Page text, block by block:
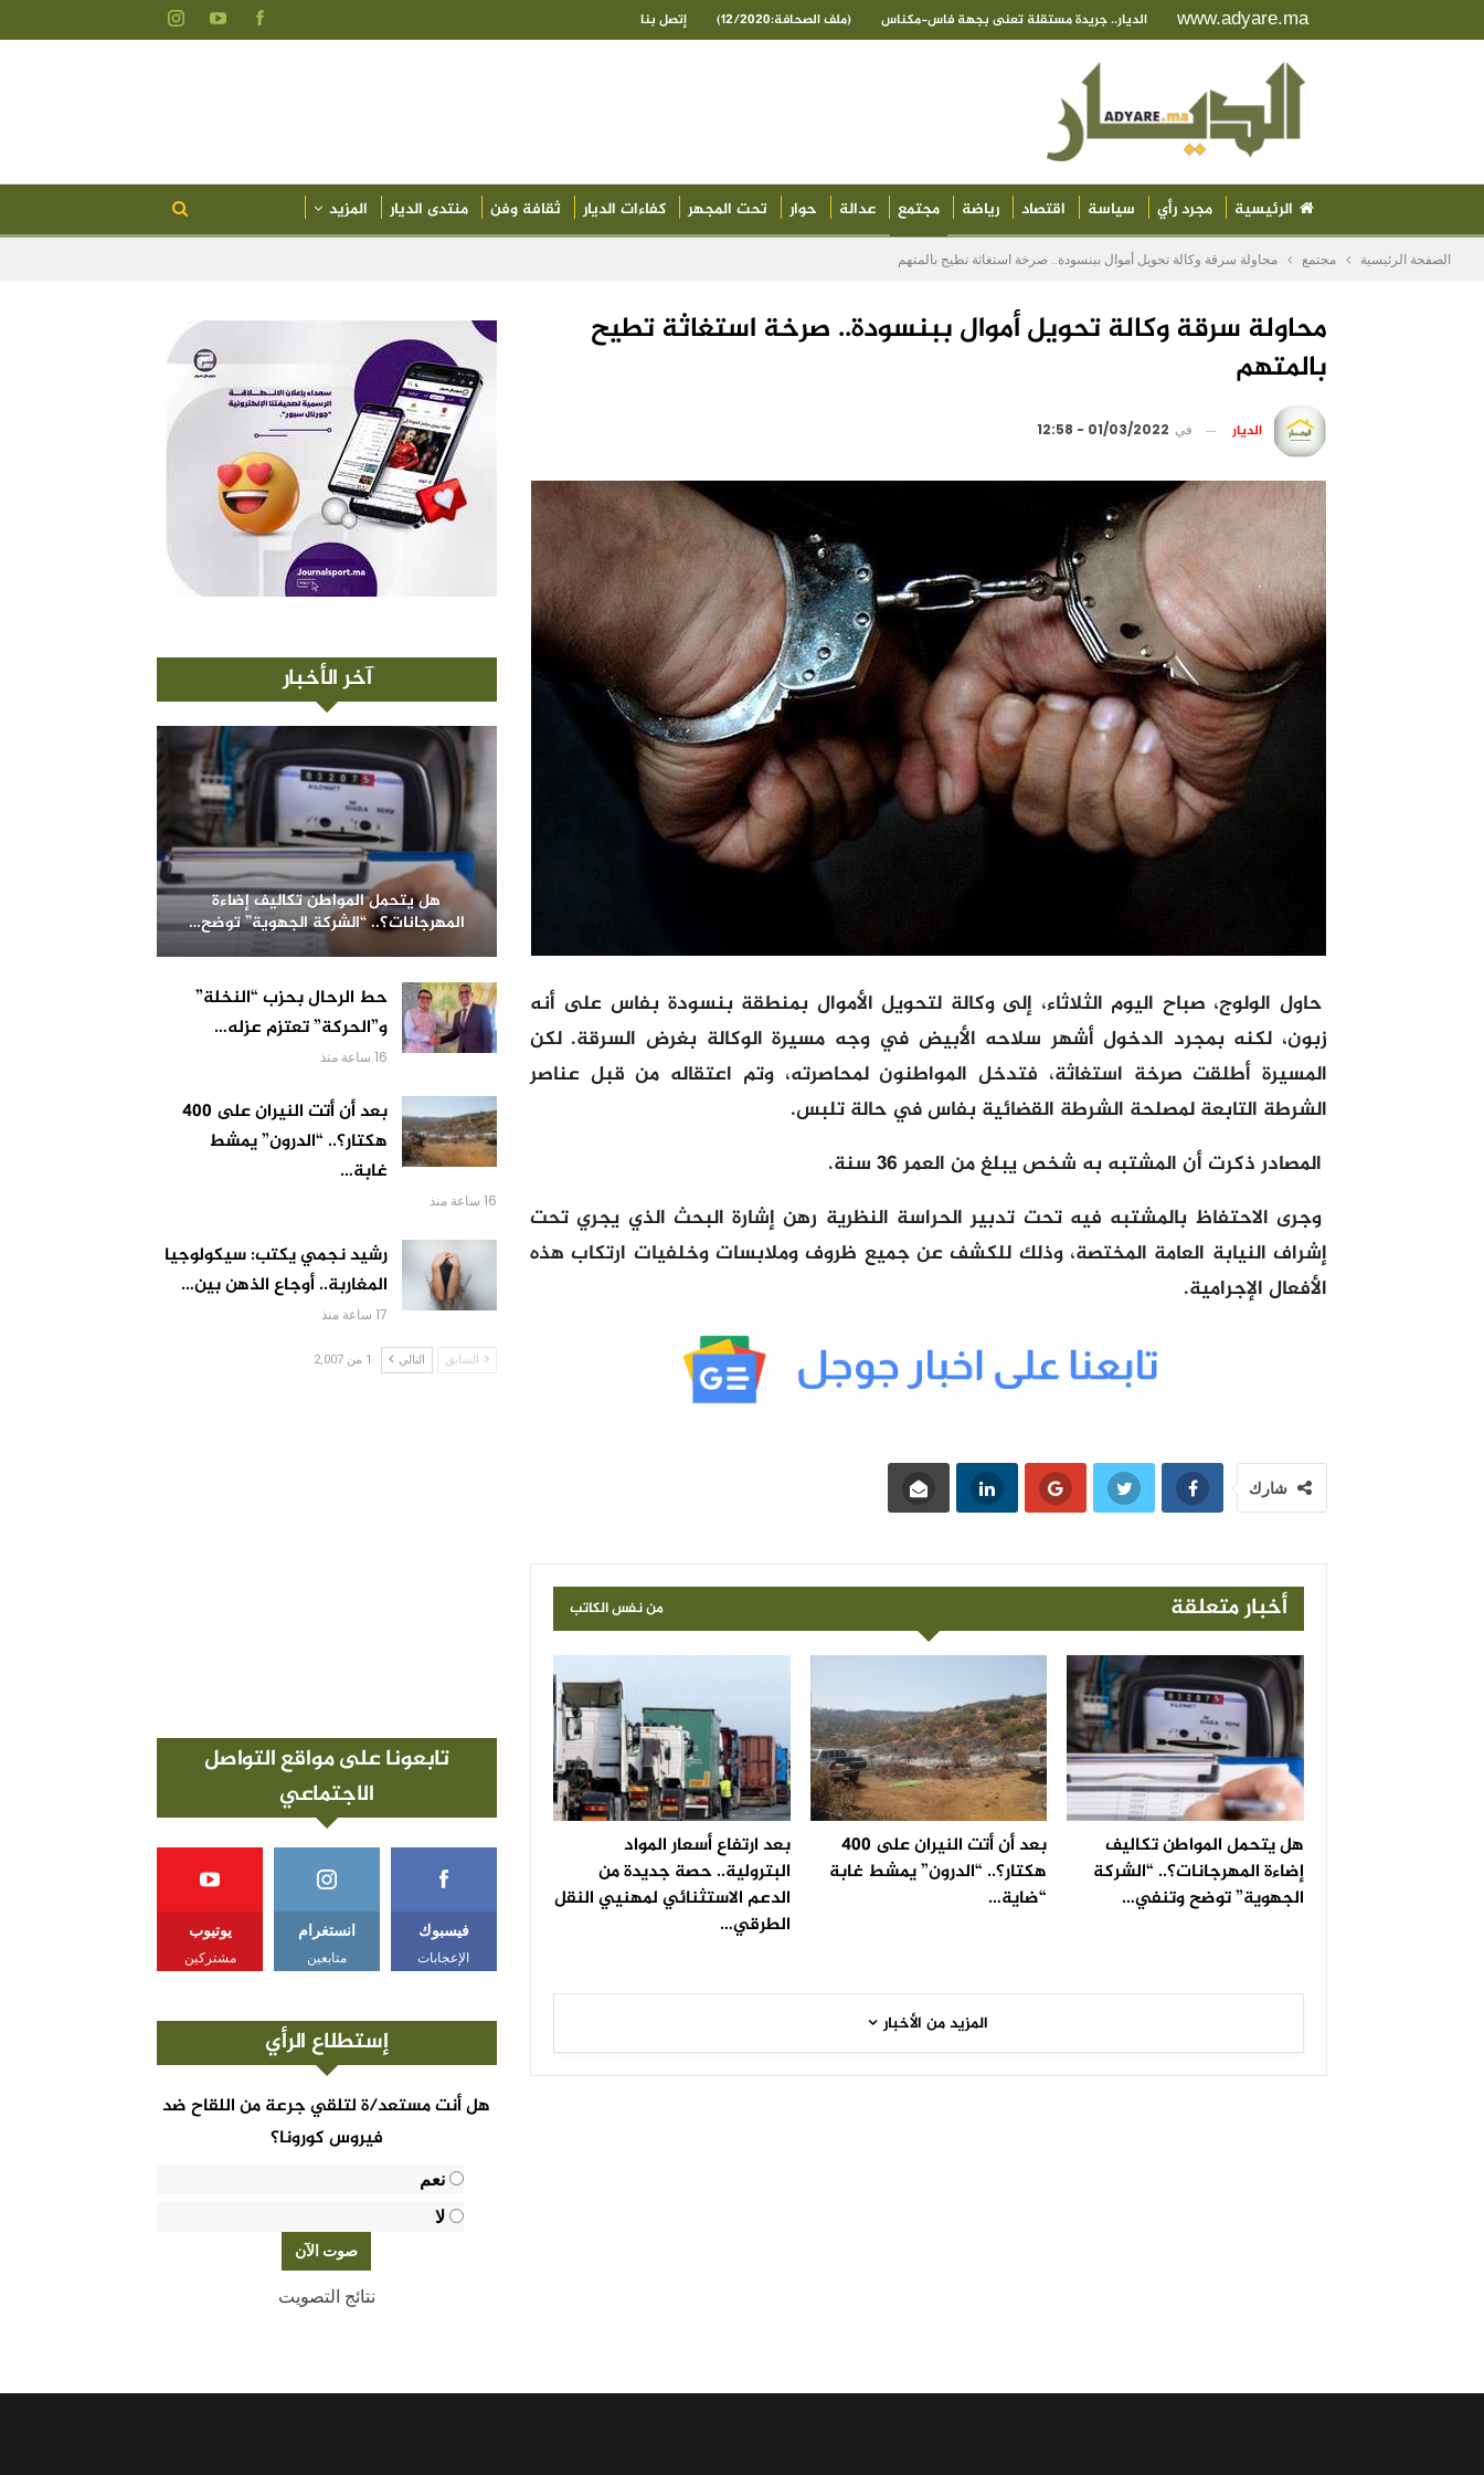
www.adyare.ma الديار.. جريدة مستقلة تعنى بجهة فاس-مكناس (ملف الصحافة:12/2020) إتصل بنا
الرئيسية مجرد رأي سياسة اقتصاد رياضة مجتمع عدالة حوار تحت المجهر كفاءات الديار ثقافة وفن منتدى الديار المزيد
الصفحة الرئيسية مجتمع محاولة سرقة وكالة تحويل أموال ببنسودة.. صرخة استغاثة تطيح بالمتهم
محاولة سرقة وكالة تحويل أموال ببنسودة.. صرخة استغاثة تطيح
بالمتهم
الديار في 01/03/2022 - 12:58
حاول الولوج، صباح اليوم الثلاثاء، إلى وكالة لتحويل الأموال بمنطقة بنسودة بفاس على أنه
زبون، لكنه بمجرد الدخول أشهر سلاحه الأبيض في وجه مسيرة الوكالة بغرض السرقة. لكن
المسيرة أطلقت صرخة استغاثة، فتدخل المواطنون لمحاصرته، وتم اعتقاله من قبل عناصر
الشرطة التابعة لمصلحة الشرطة القضائية بفاس في حالة تلبس.
المصادر ذكرت أن المشتبه به شخص يبلغ من العمر 36 سنة.
وجرى الاحتفاظ بالمشتبه فيه تحت تدبير الحراسة النظرية رهن إشارة البحث الذي يجري تحت
إشراف النيابة العامة المختصة، وذلك للكشف عن جميع ظروف وملابسات وخلفيات ارتكاب هذه
الأفعال الإجرامية.
شارك
أخبار متعلقة من نفس الكاتب
هل يتحمل المواطن تكاليف
إضاءة المهرجانات؟.. “الشركة
الجهوية” توضح وتنفي…
بعد أن أتت النيران على 400
هكتار؟.. “الدرون” يمشط غابة
“ضاية…
بعد ارتفاع أسعار المواد
البترولية.. حصة جديدة من
الدعم الاستثنائي لمهنيي النقل
الطرقي…
المزيد من الأخبار
آخر الأخبار
هل يتحمل المواطن تكاليف إضاءة
المهرجانات؟.. “الشركة الجهوية” توضح…
حط الرحال بحزب “النخلة”
و”الحركة” تعتزم عزله…
16 ساعة منذ
بعد أن أتت النيران على 400
هكتار؟.. “الدرون” يمشط
غابة…
16 ساعة منذ
رشيد نجمي يكتب: سيكولوجيا
المغاربة.. أوجاع الذهن بين…
17 ساعة منذ
السابق التالي 1 من 2,007
تابعونا على مواقع التواصل
الاجتماعي
فيسبوك
الإعجابات
انستغرام
متابعين
يوتيوب
مشتركين
إستطلاع الرأي
هل أنت مستعد/ة لتلقي جرعة من اللقاح ضد
فيروس كورونا؟
نعم
لا
نتائج التصويت